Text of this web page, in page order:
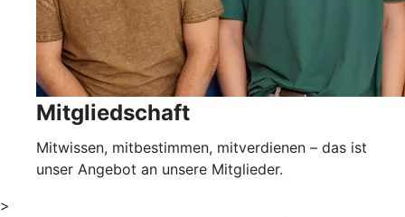
Mitgliedschaft
Mitwissen, mitbestimmen, mitverdienen – das ist
unser Angebot an unsere Mitglieder.
>